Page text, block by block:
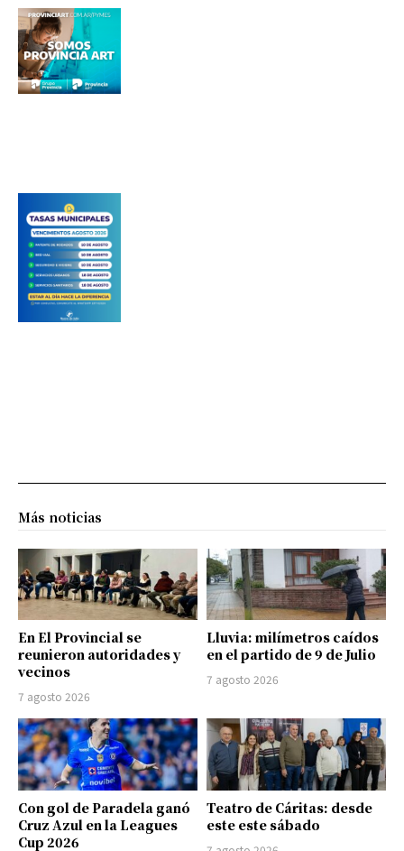
Más noticias
En El Provincial se
reunieron autoridades y
vecinos
7 agosto 2026
Lluvia: milímetros caídos
en el partido de 9 de Julio
7 agosto 2026
Con gol de Paradela ganó
Cruz Azul en la Leagues
Cup 2026
Teatro de Cáritas: desde
este este sábado